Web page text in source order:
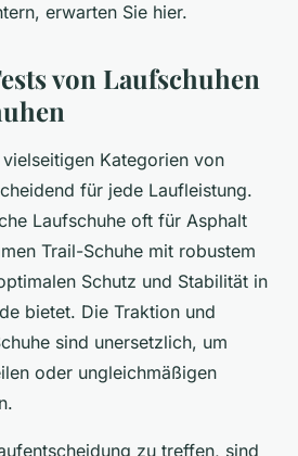
erwarten Sie hier.
von Laufschuhen
Kategorien von
für jede Laufleistung.
Laufschuhe oft für Asphalt
Trail-Schuhe mit robustem
Schutz und Stabilität in
bietet. Die Traktion und
sind unersetzlich, um
oder ungleichmäßigen
zu treffen, sind